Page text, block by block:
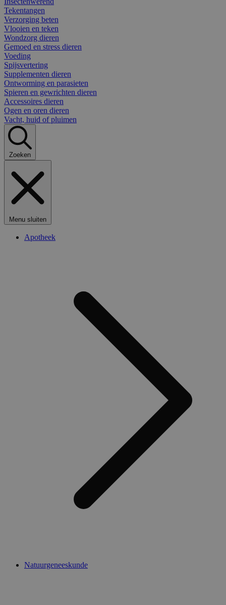
Tekentangen
Verzorging beten
Vlooien en teken
Wondzorg dieren
Gemoed en stress dieren
Voeding
Spijsvertering
Supplementen dieren
Ontworming en parasieten
Spieren en gewrichten dieren
Accessoires dieren
Ogen en oren dieren
Vacht, huid of pluimen
Zoeken
Menu sluiten
Apotheek
Natuurgeneeskunde